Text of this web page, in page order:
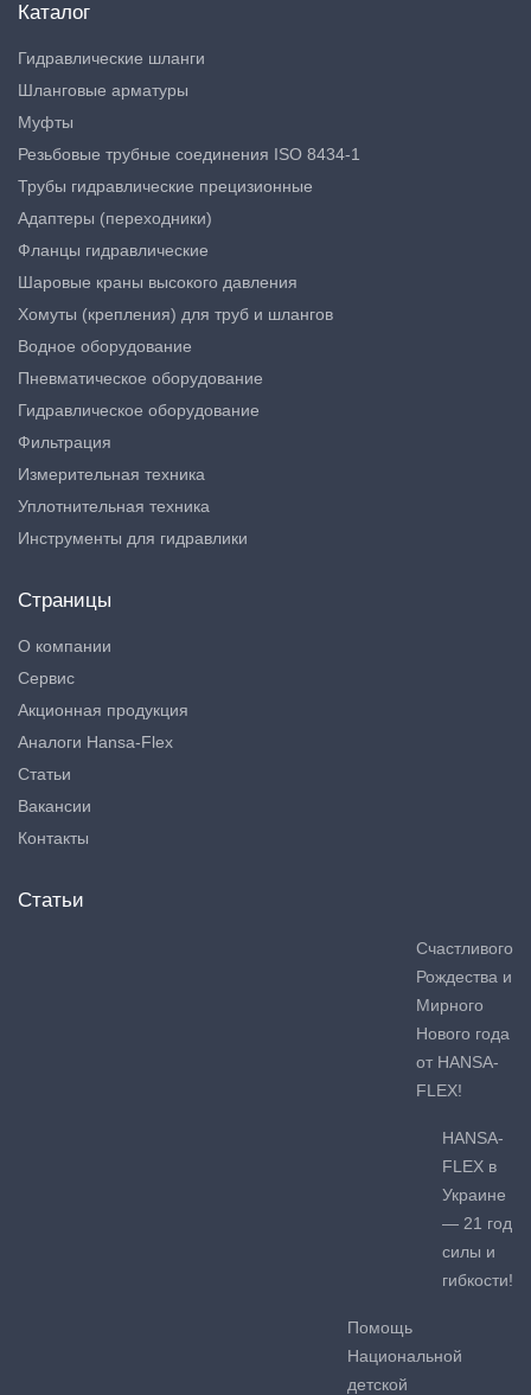
Каталог
Гидравлические шланги
Шланговые арматуры
Муфты
Резьбовые трубные соединения ISO 8434-1
Трубы гидравлические прецизионные
Адаптеры (переходники)
Фланцы гидравлические
Шаровые краны высокого давления
Хомуты (крепления) для труб и шлангов
Водное оборудование
Пневматическое оборудование
Гидравлическое оборудование
Фильтрация
Измерительная техника
Уплотнительная техника
Инструменты для гидравлики
Страницы
О компании
Сервис
Акционная продукция
Аналоги Hansa-Flex
Статьи
Вакансии
Контакты
Статьи
Счастливого
Рождества и
Мирного
Нового года
от HANSA-
FLEX!
HANSA-
FLEX в
Украине
— 21 год
силы и
гибкости!
Помощь
Национальной
детской